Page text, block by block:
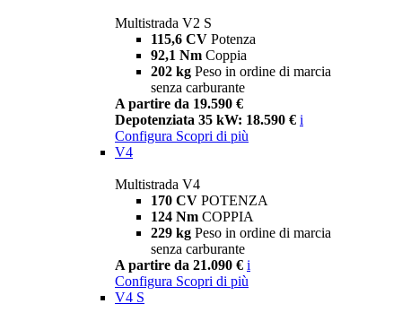
Multistrada V2 S
115,6 CV Potenza
92,1 Nm Coppia
202 kg Peso in ordine di marcia
senza carburante
A partire da 19.590 €
Depotenziata 35 kW: 18.590 € i
Configura Scopri di più
V4
Multistrada V4
170 CV POTENZA
124 Nm COPPIA
229 kg Peso in ordine di marcia
senza carburante
A partire da 21.090 € i
Configura Scopri di più
V4 S